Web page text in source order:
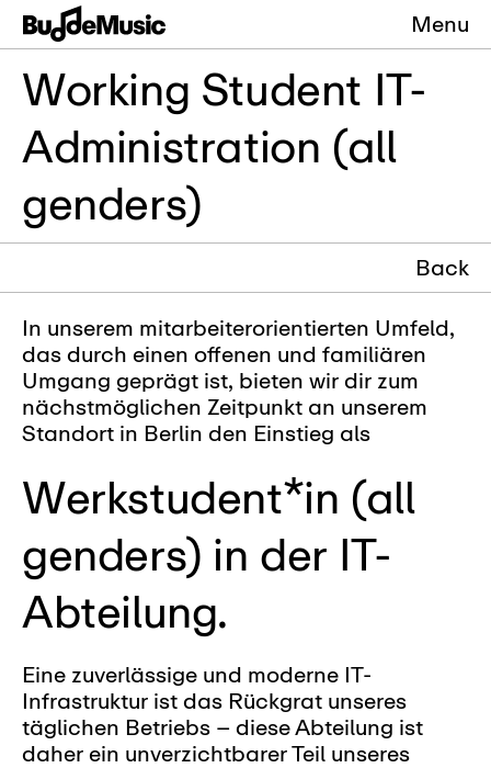
Menu
Working Student IT-
Administration (all
genders)
Back
In unserem mitarbeiterorientierten Umfeld,
das durch einen offenen und familiären
Umgang geprägt ist, bieten wir dir zum
nächstmöglichen Zeitpunkt an unserem
Standort in Berlin den Einstieg als
Werkstudent*in (all
genders) in der IT-
Abteilung.
Eine zuverlässige und moderne IT-
Infrastruktur ist das Rückgrat unseres
täglichen Betriebs – diese Abteilung ist
daher ein unverzichtbarer Teil unseres